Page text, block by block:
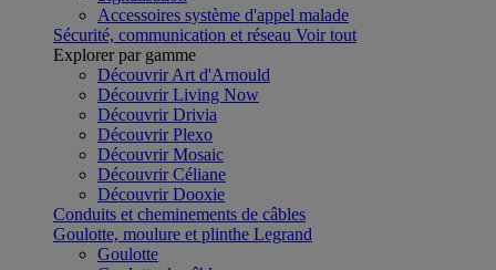
Accessoires système d'appel malade
Sécurité, communication et réseau Voir tout
Explorer par gamme
Découvrir Art d'Arnould
Découvrir Living Now
Découvrir Drivia
Découvrir Plexo
Découvrir Mosaic
Découvrir Céliane
Découvrir Dooxie
Conduits et cheminements de câbles
Goulotte, moulure et plinthe Legrand
Goulotte